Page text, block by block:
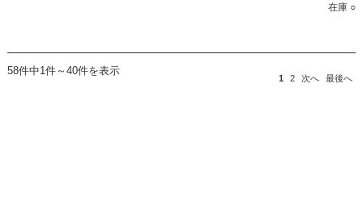
在庫 ○
58件中1件～40件を表示
1 2 次へ 最後へ